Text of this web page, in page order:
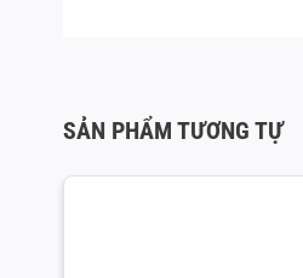
SẢN PHẨM TƯƠNG TỰ